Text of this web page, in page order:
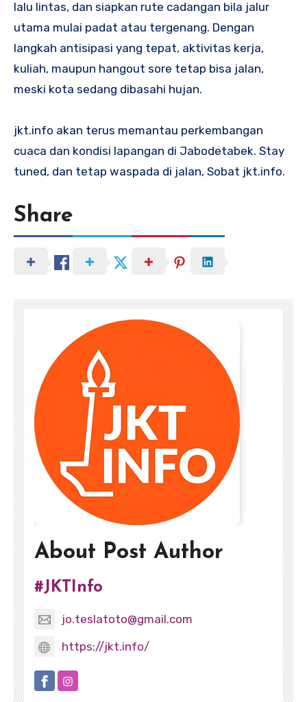
lalu lintas, dan siapkan rute cadangan bila jalur
utama mulai padat atau tergenang. Dengan
langkah antisipasi yang tepat, aktivitas kerja,
kuliah, maupun hangout sore tetap bisa jalan,
meski kota sedang dibasahi hujan.
jkt.info akan terus memantau perkembangan
cuaca dan kondisi lapangan di Jabodetabek. Stay
tuned, dan tetap waspada di jalan, Sobat jkt.info.
Share
About Post Author
#JKTInfo
jo.teslatoto@gmail.com
https://jkt.info/